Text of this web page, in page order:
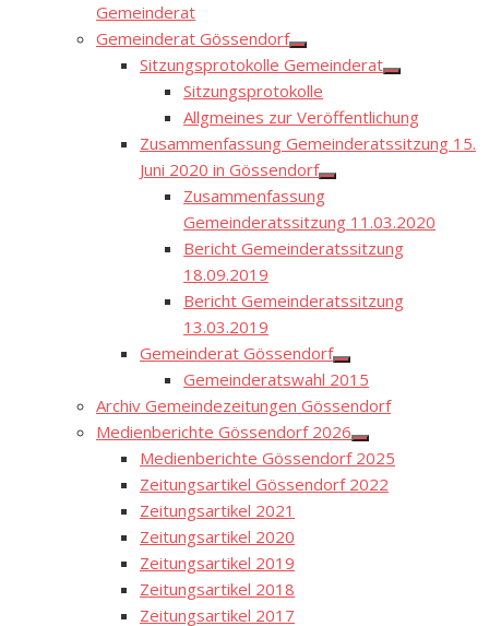
Gemeinderat
Gemeinderat Gössendorf
Show
sub
menu
Sitzungsprotokolle Gemeinderat
Show
menu
Sitzungsprotokolle
Allgmeines zur Veröffentlichung
Zusammenfassung Gemeinderatssitzung 15.
Juni 2020 in Gössendorf
Show
menu
Zusammenfassung
Gemeinderatssitzung 11.03.2020
Bericht Gemeinderatssitzung
18.09.2019
Bericht Gemeinderatssitzung
13.03.2019
Gemeinderat Gössendorf
Show
sub
menu
Gemeinderatswahl 2015
Archiv Gemeindezeitungen Gössendorf
Medienberichte Gössendorf 2026
Show
sub
menu
Medienberichte Gössendorf 2025
Zeitungsartikel Gössendorf 2022
Zeitungsartikel 2021
Zeitungsartikel 2020
Zeitungsartikel 2019
Zeitungsartikel 2018
Zeitungsartikel 2017